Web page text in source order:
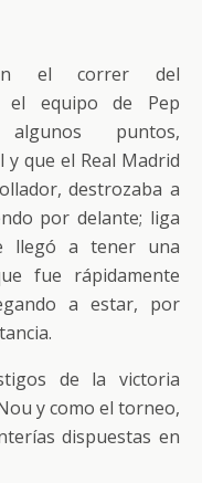
el correr del
el equipo de Pep
puntos,
y que el Real Madrid
destrozaba a
por delante; liga
llegó a tener una
fue rápidamente
a estar, por
de la victoria
y como el torneo,
dispuestas en